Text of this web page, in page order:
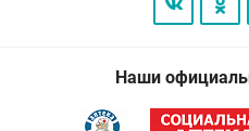
Наши